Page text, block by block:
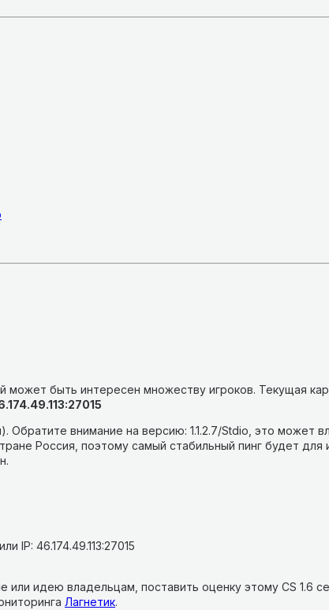
может быть интересен множеству игроков. Текущая
Обратите внимание на версию: 1.1.2.7/Stdio, это может
Россия, поэтому самый стабильный пинг будет для
IP: 46.174.49.113:27015
идею владельцам, поставить оценку этому CS 1.6
Лагнетик.